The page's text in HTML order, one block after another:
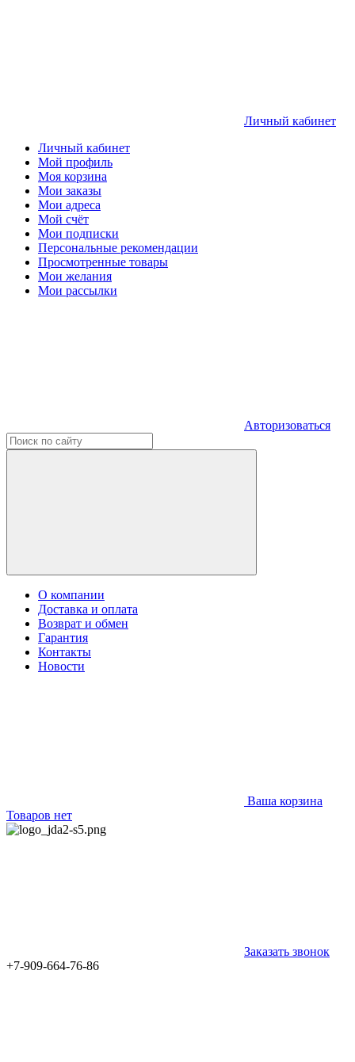
Личный кабинет
Личный кабинет
Мой профиль
Моя корзина
Мои заказы
Мои адреса
Мой счёт
Мои подписки
Персональные рекомендации
Просмотренные товары
Мои желания
Мои рассылки
Авторизоваться
О компании
Доставка и оплата
Возврат и обмен
Гарантия
Контакты
Новости
Ваша корзина
Товаров нет
Заказать звонок
+7-909-664-76-86